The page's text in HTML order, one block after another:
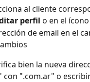
al cliente
perfil o en el
de email en el
bien la nueva
".com.ar" o